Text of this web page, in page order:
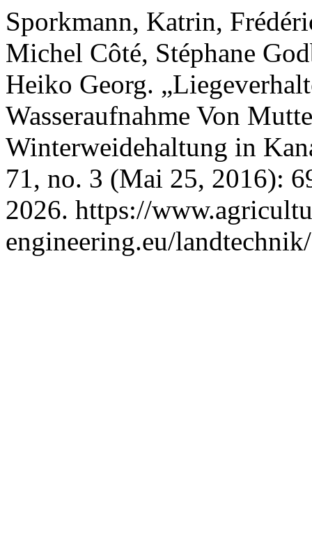
Sporkmann, Katrin,
Michel Côté, Stéphane
Heiko Georg.
Wasseraufnahme Von
Winterweidehaltung in
71, no. 3 (Mai 25, 2016):
2026. https://
engineering.eu/